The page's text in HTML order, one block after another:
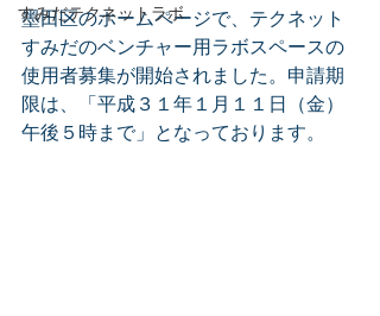
すみだテクネットラボ
墨田区のホームページで、テクネット
すみだのベンチャー用ラボスペースの
使用者募集が開始されました。申請期
限は、「平成３１年１月１１日（金）
午後５時まで」となっております。